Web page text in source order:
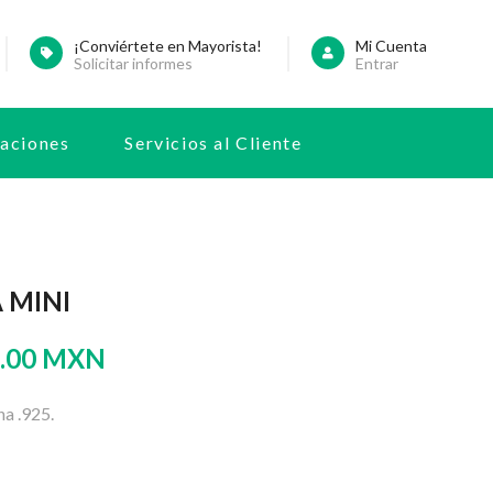
¡Conviértete en Mayorista!
Solicitar informes
Mi Cuenta
Entrar
Servicios al Cliente
MINI
MXN
.925.